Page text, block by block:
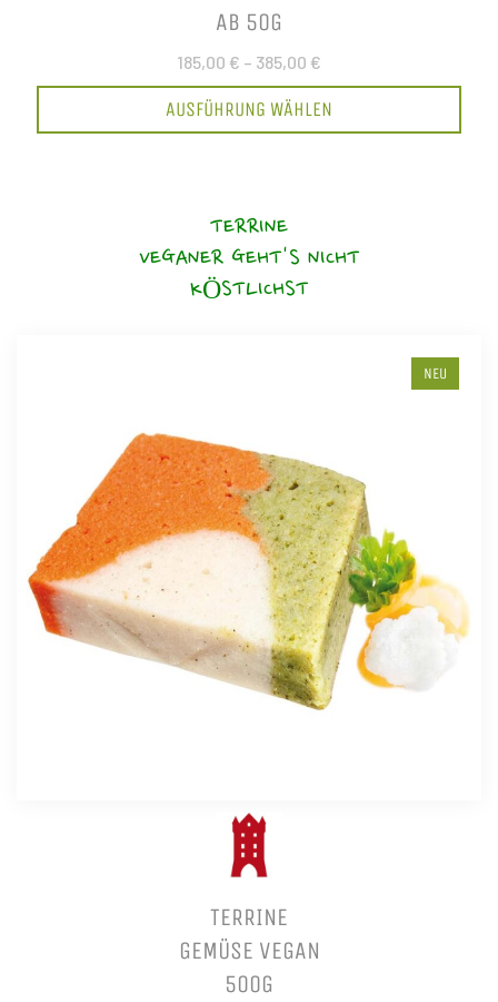
AB 50G
185,00 € – 385,00 €
AUSFÜHRUNG WÄHLEN
TERRINE
VEGANER GEHT'S NICHT
KÖSTLICHST
NEU
TERRINE
GEMÜSE VEGAN
500G